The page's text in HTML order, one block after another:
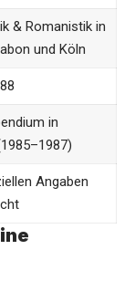
& Romanistik in
und Köln
in
Angaben